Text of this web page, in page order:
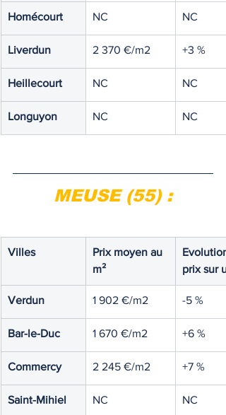
Homécourt NC NC
Liverdun 2 370 €/m2 +3 %
Heillecourt NC NC
Longuyon NC NC
MEUSE (55) :
Villes
Prix moyen au
m²
prix sur
Verdun 1 902 €/m2 -5 %
Bar-le-Duc 1 670 €/m2 +6 %
Commercy 2 245 €/m2 +7 %
Saint-Mihiel NC NC